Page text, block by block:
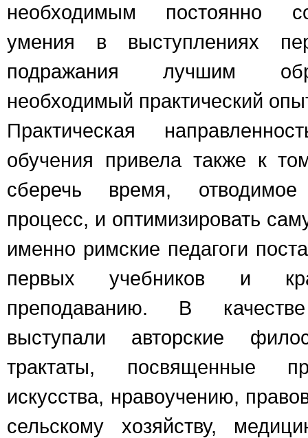
необходимым постоянно
умения в выступлениях
подражания лучшим
необходимый практический
Практическая
обучения привела также к
сберечь время,
процесс, и оптимизировать
именно римские педагоги
первых учебников и
преподаванию. В
выступали авторские
трактаты, посвященные
искусства, нравоучению,
сельскому хозяйству,